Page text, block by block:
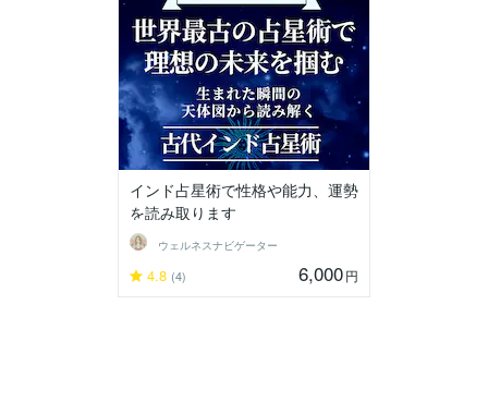
インド占星術で性格や能力、運勢
を読み取ります
ウェルネスナビゲーター
4.8 (4) 6,000円